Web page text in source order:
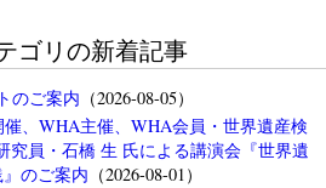
ゴリの新着記事
のご案内 （2026-08-05）
催、WHA主催、WHA会員・世界遺産検
究員・石橋 生 氏による講演会『世界遺
のご案内 （2026-08-01）